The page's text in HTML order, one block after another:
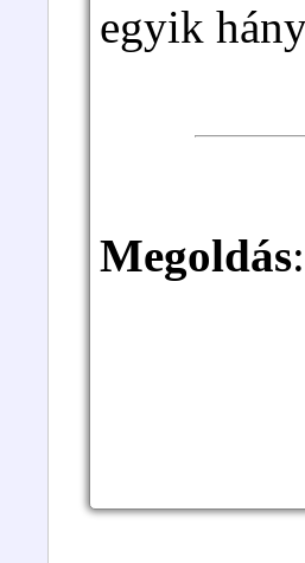
egyik
Megoldás